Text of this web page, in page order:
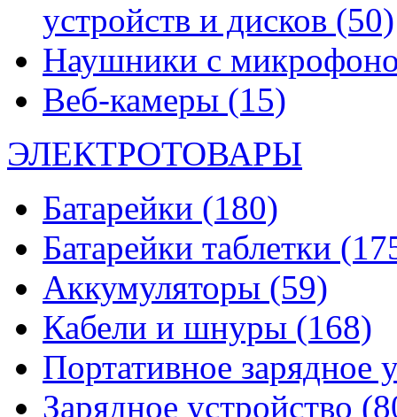
устройств и дисков (50)
Наушники с
Веб-камеры (15)
ЭЛЕКТРОТОВАРЫ
Батарейки (180)
Батарейки таблетки
Аккумуляторы (59)
Кабели и шнуры (168)
Портативное зарядное
Зарядное устройство